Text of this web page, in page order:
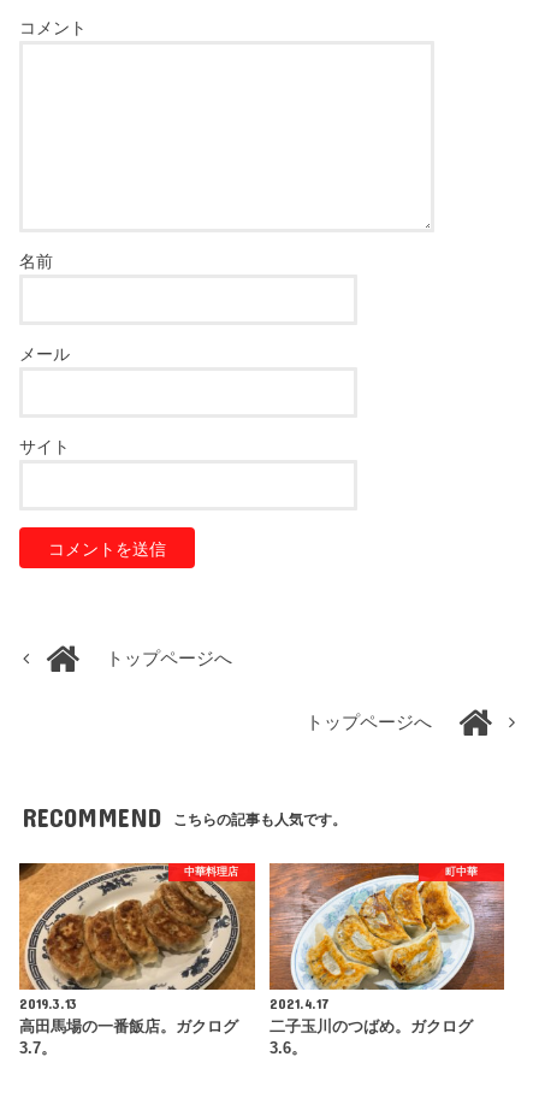
コメント
名前
メール
サイト
トップページへ
トップページへ
RECOMMEND こちらの記事も人気です。
中華料理店
2019.3.13
高田馬場の一番飯店。ガクログ
3.7。
町中華
2021.4.17
二子玉川のつばめ。ガクログ
3.6。